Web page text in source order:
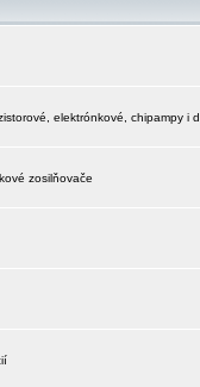
elektrónkové, chipampy i
zosilňovače